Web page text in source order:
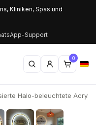
Kliniken, Spas und
Support
0
Halo-beleuchtete Acryl-